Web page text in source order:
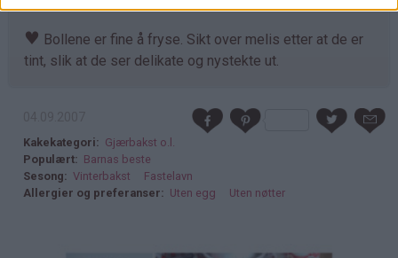
♥ Bollene er fine å fryse. Sikt over melis etter at de er
tint, slik at de ser delikate og nystekte ut.
Kakekategori
Gjærbakst o.l.
Populært
Barnas beste
Sesong
Vinterbakst
Fastelavn
Allergier og preferanser
Uten egg Uten nøtter